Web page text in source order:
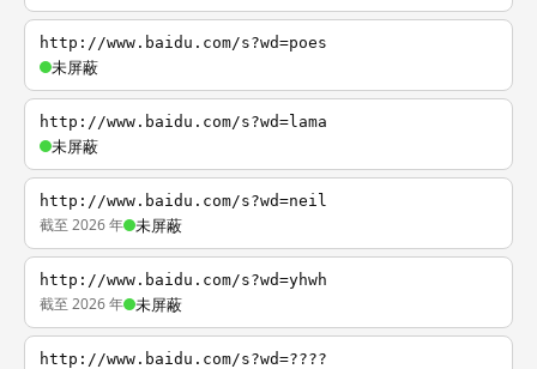
http://www.baidu.com/s?wd=poes
未屏蔽
http://www.baidu.com/s?wd=lama
未屏蔽
http://www.baidu.com/s?wd=neil
截至 2026 年 未屏蔽
http://www.baidu.com/s?wd=yhwh
截至 2026 年 未屏蔽
http://www.baidu.com/s?wd=????